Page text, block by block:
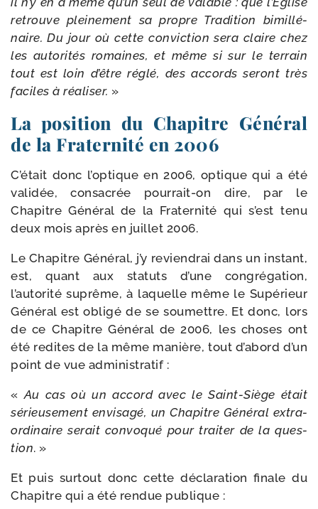
retrouve plei­ne­ment sa propre Tradition bimil­lé­
naire. Du jour où cette convic­tion sera claire chez
les auto­ri­tés romaines, et même si sur le ter­rain
tout est loin d’être réglé, des accords seront très
faciles à réa­li­ser. »
La position du Chapitre Général
de la Fraternité en 2006
C’était donc l’optique en 2006, optique qui a été
vali­dée, consa­crée pourrait-​on dire, par le
Chapitre Général de la Fraternité qui s’est tenu
deux mois après en juillet 2006.
Le Chapitre Général, j’y revien­drai dans un ins­tant,
est, quant aux sta­tuts d’une congré­ga­tion,
l’autorité suprême, à laquelle même le Supérieur
Général est obli­gé de se sou­mettre. Et donc, lors
de ce Chapitre Général de 2006, les choses ont
été redites de la même manière, tout d’abord d’un
point de vue administratif :
«Au cas où un accord avec le Saint-​Siège était
sérieu­se­ment envi­sa­gé, un Chapitre Général extra­
or­di­naire serait convo­qué pour trai­ter de la ques­
tion. »
Et puis sur­tout donc cette décla­ra­tion finale du
Chapitre qui a été ren­due publique :